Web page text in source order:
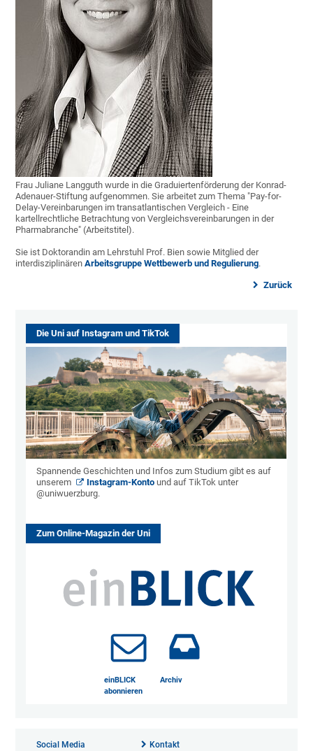
Frau Juliane Langguth wurde in die Graduiertenförderung der Konrad-
Adenauer-Stiftung aufgenommen. Sie arbeitet zum Thema "Pay-for-
Delay-Vereinbarungen im transatlantischen Vergleich - Eine
kartellrechtliche Betrachtung von Vergleichsvereinbarungen in der
Pharmabranche" (Arbeitstitel).
Sie ist Doktorandin am Lehrstuhl Prof. Bien sowie Mitglied der
interdisziplinärenArbeitsgruppe Wettbewerb und Regulierung.
Zurück
Die Uni auf Instagram und TikTok
Spannende Geschichten und Infos zum Studium gibt es auf
unserem
Instagram-Konto und auf TikTok unter
@uniwuerzburg.
Zum Online-Magazin der Uni
einBLICK
abonnieren
Archiv
Social Media Kontakt